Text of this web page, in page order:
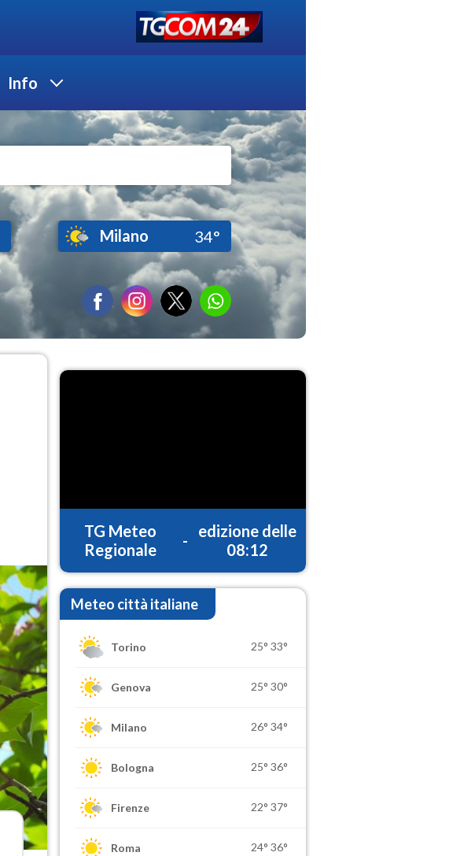
Info
Milano 34°
TG Meteo
Regionale
-
edizione delle
08:12
Meteo città italiane
Torino 25° 33°
Genova 25° 30°
Milano 26° 34°
Bologna 25° 36°
Firenze 22° 37°
Roma 24° 36°